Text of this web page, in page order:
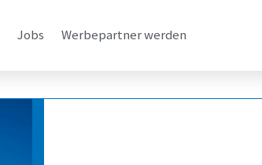
Jobs Werbepartner werden